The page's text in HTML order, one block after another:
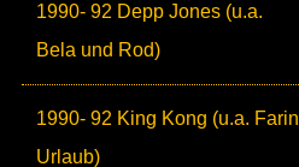
1990- 92 Depp Jones (u.a.
Bela und Rod)
1990- 92 King Kong (u.a. Farin
Urlaub)